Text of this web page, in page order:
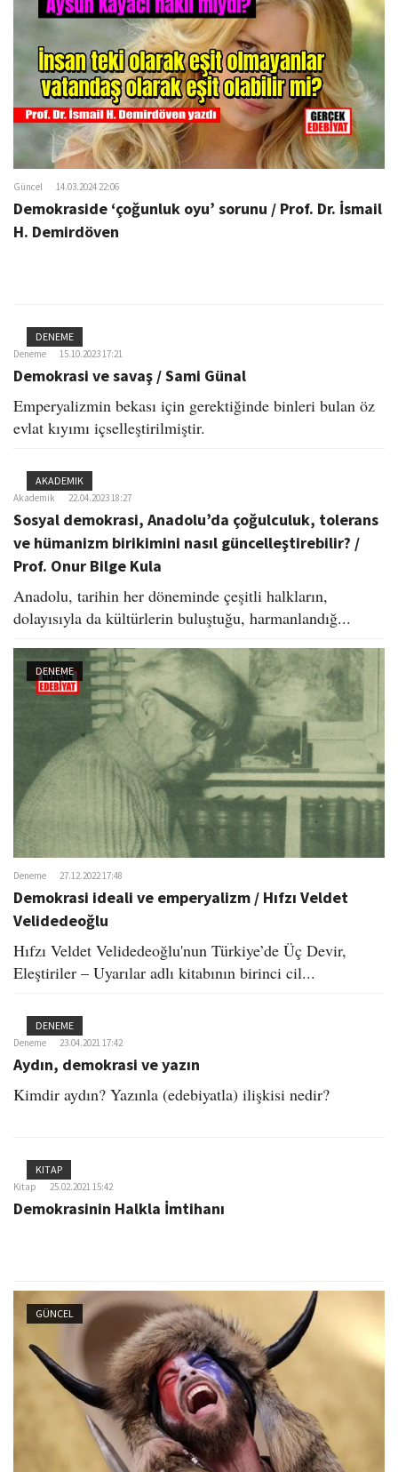
o
Güncel 14.03.2024 22:06
Demokraside ‘çoğunluk oyu’ sorunu / Prof. Dr. İsmail
H. Demirdöven
DENEME
Deneme 15.10.2023 17:21
Demokrasi ve savaş / Sami Günal
Emperyalizmin bekası için gerektiğinde binleri bulan öz
evlat kıyımı içselleştirilmiştir.
AKADEMIK
Akademik 22.04.2023 18:27
Sosyal demokrasi, Anadolu’da çoğulculuk, tolerans
ve hümanizm birikimini nasıl güncelleştirebilir? /
Prof. Onur Bilge Kula
Anadolu, tarihin her döneminde çeşitli halkların,
dolayısıyla da kültürlerin buluştuğu, harmanlandığ...
DENEME
Deneme 27.12.2022 17:48
Demokrasi ideali ve emperyalizm / Hıfzı Veldet
Velidedeoğlu
Hıfzı Veldet Velidedeoğlu'nun Türkiye’de Üç Devir,
Eleştiriler – Uyarılar adlı kitabının birinci cil...
DENEME
Deneme 23.04.2021 17:42
Aydın, demokrasi ve yazın
Kimdir aydın? Yazınla (edebiyatla) ilişkisi nedir?
KITAP
Kitap 25.02.2021 15:42
Demokrasinin Halkla İmtihanı
GÜNCEL